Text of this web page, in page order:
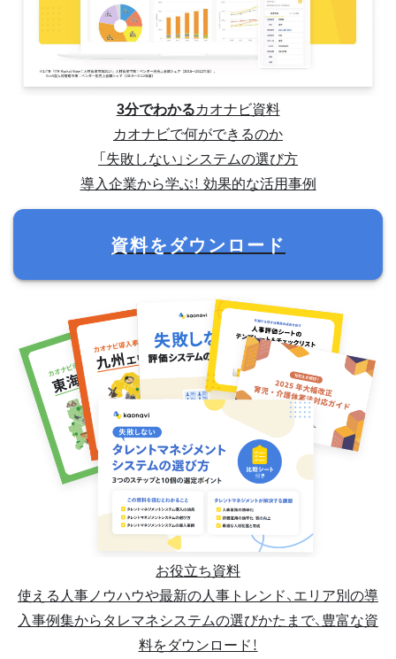
3分でわかるカオナビ資料
カオナビで何ができるのか
「失敗しない」システムの選び方
導入企業から学ぶ！ 効果的な活用事例
資料をダウンロード
お役立ち資料
使える人事ノウハウや最新の人事トレンド、エリア別の導
入事例集からタレマネシステムの選びかたまで、豊富な資
料をダウンロード！